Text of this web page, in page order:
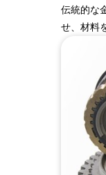
伝統的な
せ、材料